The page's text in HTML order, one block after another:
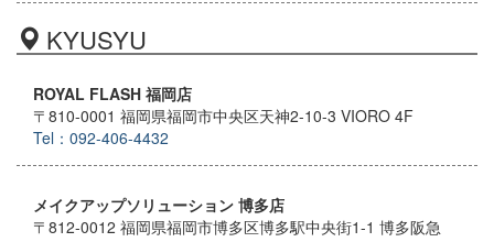
KYUSYU
ROYAL FLASH 福岡店
〒810-0001 福岡県福岡市中央区天神2-10-3 VIORO 4F
Tel：092-406-4432
メイクアップソリューション 博多店
〒812-0012 福岡県福岡市博多区博多駅中央街1-1 博多阪急